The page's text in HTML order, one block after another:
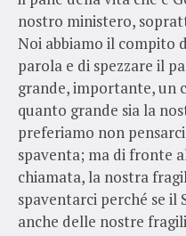
nostro ministero,
Noi abbiamo il compito
parola e di spezzare il
grande, importante, un
quanto grande sia la
preferiamo non
spaventa; ma di fronte
chiamata, la nostra
spaventarci perché se il
anche delle nostre